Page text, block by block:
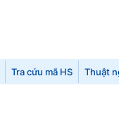
Tra cứu mã HS Thuật